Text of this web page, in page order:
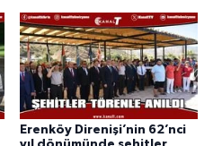
Erenköy Direnişi’nin 62’nci